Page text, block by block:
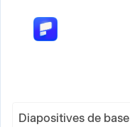
Diapositives de base